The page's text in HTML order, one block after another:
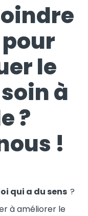
le
à
?
!
qui a du sens ?
à améliorer le